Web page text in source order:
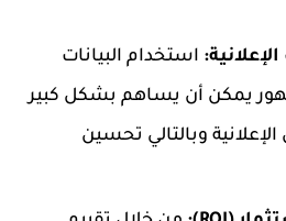
استخدام البيانات
يمكن أن يساهم بشكل كبير
وبالتالي تحسين